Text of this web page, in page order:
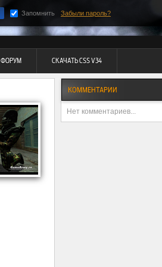
Запомнить Забыли пароль?
ФОРУМ СКАЧАТЬ CSS V34
КОММЕНТАРИИ
Нет комментариев...